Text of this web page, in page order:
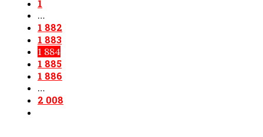
1
…
1 882
1 883
1 884
1 885
1 886
…
2 008